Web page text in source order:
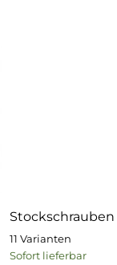
11 Varianten
Sofort lieferbar